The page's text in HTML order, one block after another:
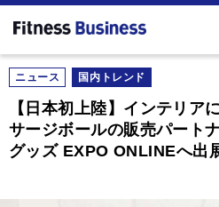
ニュース 国内トレンド
【日本初上陸】インテリア
サージボールの販売パート
グッズ EXPO ONLINEへ出